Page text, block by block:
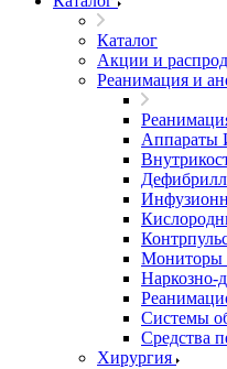
Каталог
Акции и
Реанимация и
Аппараты
Мониторы
Наркозно-
Системы
Средства
Хирургия